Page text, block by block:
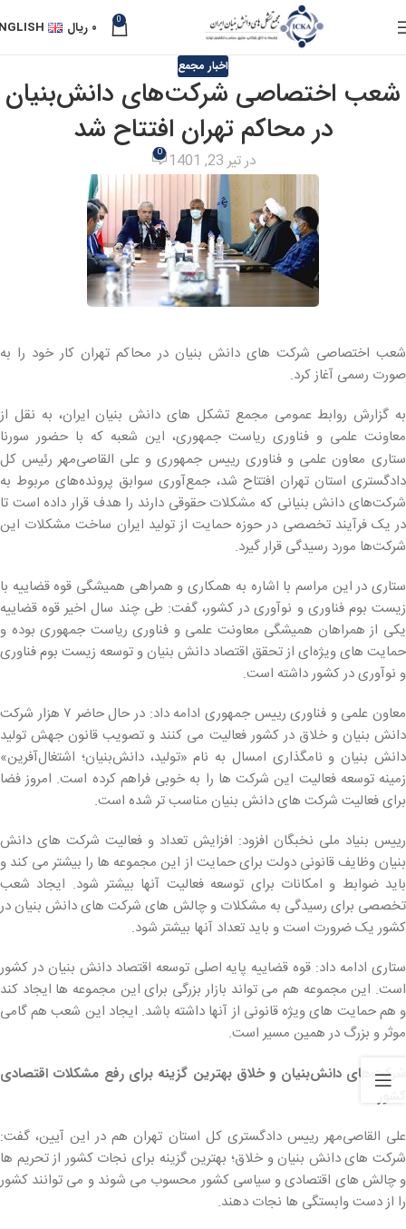
0 ۰ ریال
اخبار مجمع
شعب اختصاصی شرکت‌های دانش‌بنیان
در محاکم تهران افتتاح شد
در تیر 23, 1401 0
شعب اختصاصی شرکت های دانش بنیان در محاکم تهران کار خود را به
صورت رسمی آغاز کرد.
به گزارش روابط عمومی مجمع تشکل های دانش بنیان ایران، به نقل از
معاونت علمی و فناوری ریاست جمهوری، این شعبه که با حضور سورنا
ستاری معاون علمی و فناوری رییس جمهوری و علی القاصی‌مهر رئیس کل
دادگستری استان تهران افتتاح شد، جمع‌آوری سوابق پرونده‌های مربوط به
شرکت‌های دانش بنیانی که مشکلات حقوقی دارند را هدف قرار داده است تا
در یک فرآیند تخصصی در حوزه حمایت از تولید ایران ساخت مشکلات این
شرکت‌ها مورد رسیدگی قرار گیرد.
ستاری در این مراسم با اشاره به همکاری و همراهی همیشگی قوه قضاییه با
زیست بوم فناوری و نوآوری در کشور، گفت: طی چند سال اخیر قوه قضاییه
یکی از همراهان همیشگی معاونت علمی و فناوری ریاست جمهوری بوده و
حمایت های ویژه‌ای از تحقق اقتصاد دانش بنیان و توسعه زیست بوم فناوری
و نوآوری در کشور داشته است.
معاون علمی و فناوری رییس جمهوری ادامه داد: در حال حاضر ۷ هزار شرکت
دانش بنیان و خلاق در کشور فعالیت می کنند و تصویب قانون جهش تولید
دانش بنیان و نامگذاری امسال به نام «تولید، دانش‌بنیان؛ اشتغال‌آفرین»
زمینه توسعه فعالیت این شرکت ها را به خوبی فراهم کرده است. امروز فضا
برای فعالیت شرکت های دانش بنیان مناسب تر شده است.
رییس بنیاد ملی نخبگان افزود: افزایش تعداد و فعالیت شرکت های دانش
بنیان وظایف قانونی دولت برای حمایت از این مجموعه ها را بیشتر می کند و
باید ضوابط و امکانات برای توسعه فعالیت آنها بیشتر شود. ایجاد شعب
تخصصی برای رسیدگی به مشکلات و چالش های شرکت های دانش بنیان در
کشور یک ضرورت است و باید تعداد آنها بیشتر شود.
ستاری ادامه داد: قوه قضاییه پایه اصلی توسعه اقتصاد دانش بنیان در کشور
است. این مجموعه هم می تواند بازار بزرگی برای این مجموعه ها ایجاد کند
و هم حمایت های ویژه قانونی از آنها داشته باشد. ایجاد این شعب هم گامی
موثر و بزرگ در همین مسیر است.
شرکت‌های دانش‌بنیان و خلاق بهترین گزینه برای رفع مشکلات اقتصادی
علی القاصی‌مهر رییس دادگستری کل استان تهران هم در این آیین، گفت:
شرکت های دانش بنیان و خلاق؛ بهترین گزینه برای نجات کشور از تحریم ها
و چالش های اقتصادی و سیاسی کشور محسوب می شوند و می توانند کشور
را از دست وابستگی ها نجات دهند.